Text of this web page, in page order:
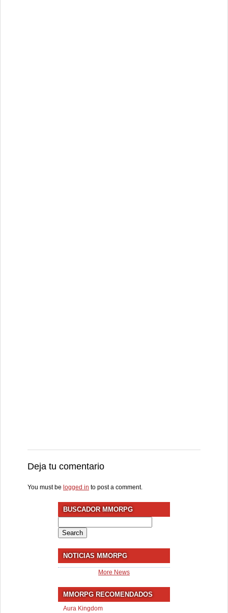
Deja tu comentario
You must be logged in to post a comment.
BUSCADOR MMORPG
for:
NOTICIAS MMORPG
More News
MMORPG RECOMENDADOS
Aura Kingdom